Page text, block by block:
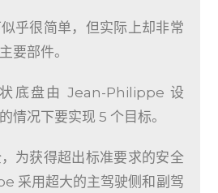
乎很简单，但实际上却非常
要部件。
底盘由 Jean-Philippe 设
情况下要实现 5 个目标。
为获得超出标准要求的安全
采用超大的主驾驶侧和副驾